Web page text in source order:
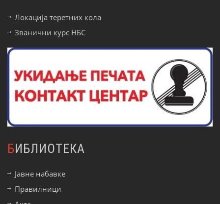
Локација теретних кола
Званични курс НБС
БИБЛИОТЕКА
Јавне набавке
Правилници